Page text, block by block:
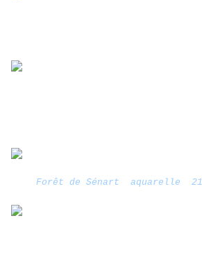
Forêt de Sénart aquarelle